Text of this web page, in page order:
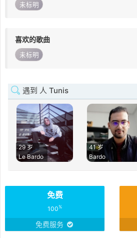
未标明
喜欢的歌曲
未标明
遇到 人 Tunis
29 岁
Le Bardo
41 岁
Bardo
免费
100%
免费服务